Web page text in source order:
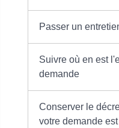
Passer un
Suivre où en est
demande
Conserver le
votre demande